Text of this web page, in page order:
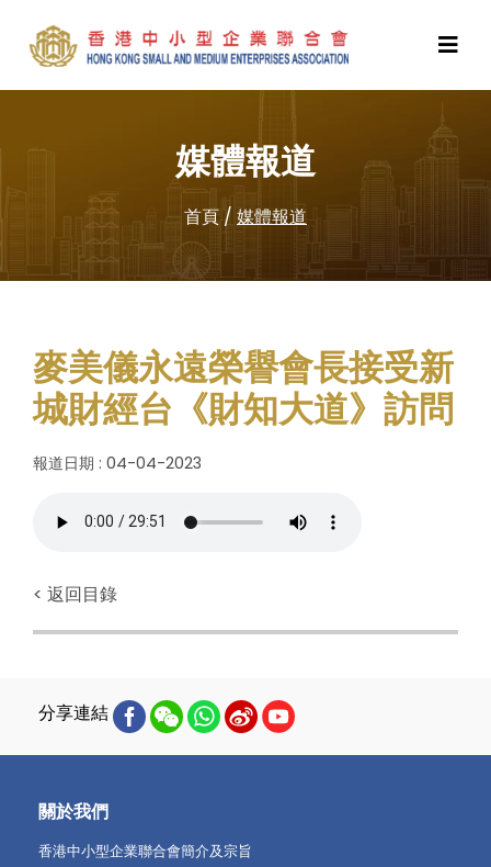
媒體報道
首頁/ 媒體報道
麥美儀永遠榮譽會長接受新
城財經台《財知大道》訪問
報道日期 : 04-04-2023
< 返回目錄
分享連結
關於我們
香港中小型企業聯合會簡介及宗旨